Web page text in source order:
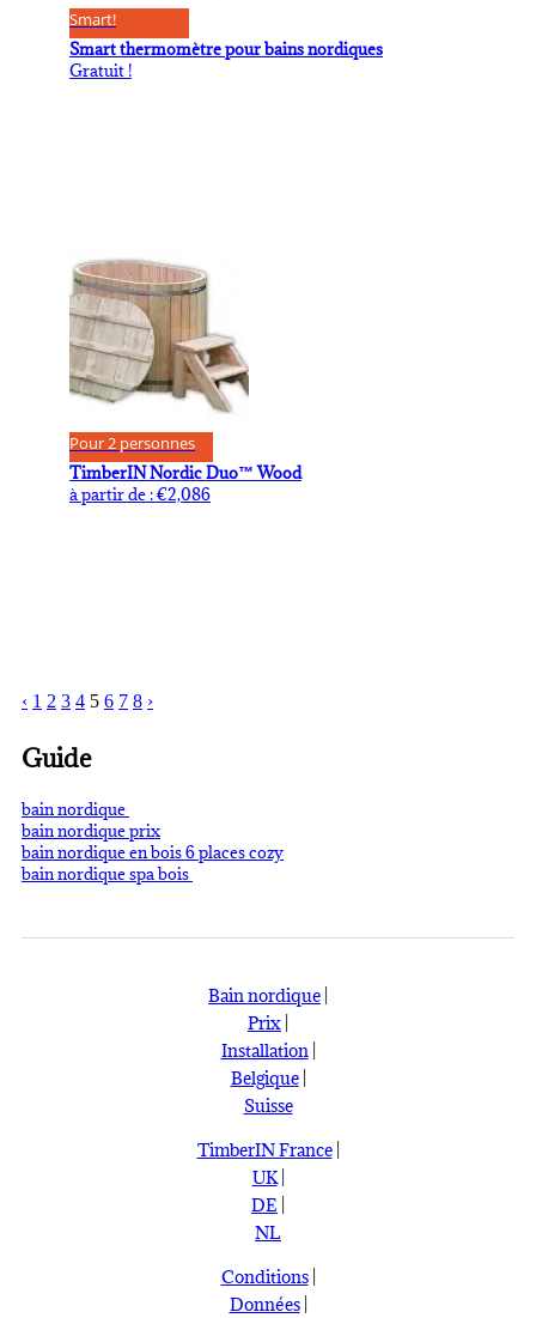
Smart!
Smart thermomètre pour bains nordiques
Gratuit !
Pour 2 personnes
TimberIN Nordic Duo™ Wood
à partir de :€2,086
‹ 1 2 3 4 5 6 7 8 ›
Guide
bain nordique
bain nordique prix
bain nordique en bois 6 places cozy
bain nordique spa bois
Bain nordique
Prix
Installation|
Belgique|
Suisse
TimberIN France|
UK|
DE
NL
Conditions|
Données|